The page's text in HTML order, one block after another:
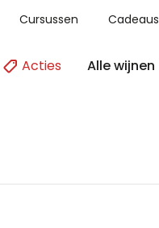
Cursussen Cadeaus
Acties Alle wijnen